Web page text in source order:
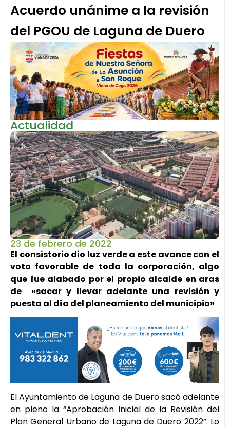
Acuerdo unánime a la revisión
del PGOU de Laguna de Duero
Actualidad
23 de febrero de 2022
El consistorio dio luz verde a este avance con el
voto favorable de toda la corporación, algo
que fue alabado por el propio alcalde en aras
de «sacar y llevar adelante una revisión y
puesta al día del planeamiento del municipio»
El Ayuntamiento de Laguna de Duero sacó adelante
en pleno la “Aprobación Inicial de la Revisión del
Plan General Urbano de Laguna de Duero 2022”. Lo